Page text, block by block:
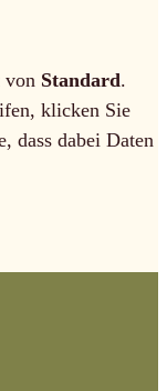
von Standard.
klicken Sie
dass dabei Daten